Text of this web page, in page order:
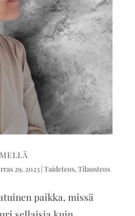
29, 2023| Taideteos, Tilausteos
paikka, missä